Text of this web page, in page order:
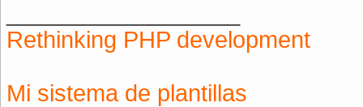
Rethinking PHP development
Mi sistema de plantillas